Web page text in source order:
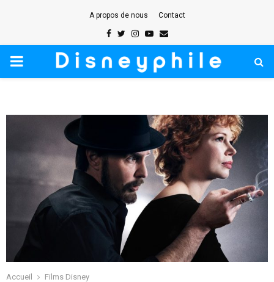
A propos de nous Contact
Facebook
TwitterInstagram
Youtube
Email
PRIMARY
Accueil
Films Disney